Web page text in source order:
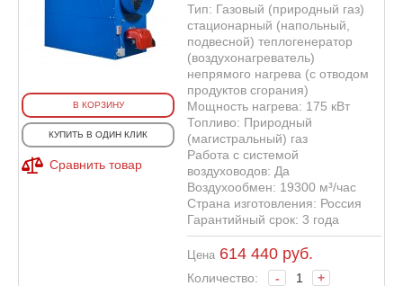
В КОРЗИНУ
КУПИТЬ В ОДИН КЛИК
Сравнить товар
Тип: Газовый (природный газ)
стационарный (напольный,
подвесной) теплогенератор
(воздухонагреватель)
непрямого нагрева (с отводом
продуктов сгорания)
Мощность нагрева: 175 кВт
Топливо: Природный
(магистральный) газ
Работа с системой
воздуховодов: Да
Воздухообмен: 19300 м³/час
Страна изготовления: Россия
Гарантийный срок: 3 года
Цена 614 440 руб.
Количество: - +